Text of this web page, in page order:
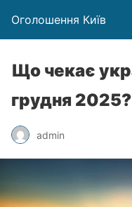
Оголошення Київ
Що чекає
грудня 2025?
admin